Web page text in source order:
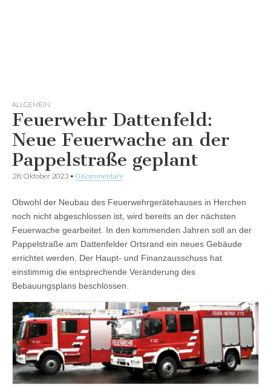
ALLGEMEIN
Feuerwehr Dattenfeld:
Neue Feuerwache an der
Pappelstraße geplant
28. Oktober 2023 • 0 Kommentare
Obwohl der Neubau des Feuerwehrgerätehauses in Herchen
noch nicht abgeschlossen ist, wird bereits an der nächsten
Feuerwache gearbeitet. In den kommenden Jahren soll an der
Pappelstraße am Dattenfelder Ortsrand ein neues Gebäude
errichtet werden. Der Haupt- und Finanzausschuss hat
einstimmig die entsprechende Veränderung des
Bebauungsplans beschlossen.